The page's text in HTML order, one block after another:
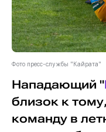
Фото пресс-службы "Кайрата"
Нападающий "
близок к
команду в